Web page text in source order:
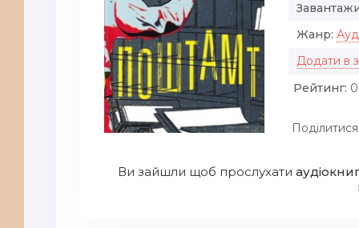
Жанр:
Додати в
Рейтинг:
Поділитися:
Ви зайшли щоб прослухати